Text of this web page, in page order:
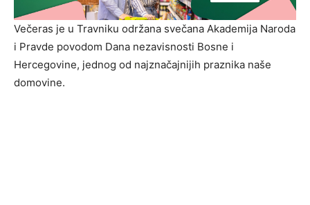
Večeras je u Travniku održana svečana Akademija Naroda
i Pravde povodom Dana nezavisnosti Bosne i
Hercegovine, jednog od najznačajnijih praznika naše
domovine.